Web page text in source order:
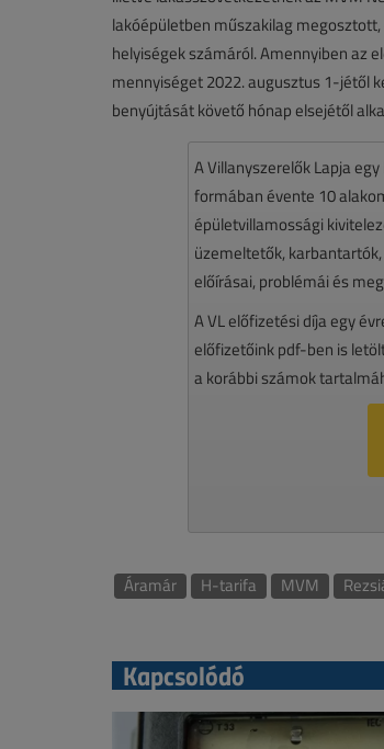
lakóépületben műszakilag
helyiségek számáról. Amennyiben az
mennyiséget 2022. augusztus 1-jétől
benyújtását követő hónap elsejétől
A Villanyszerelők Lapja
formában évente 10
épületvillamossági
üzemeltetők,
előírásai, problémái és
A VL előfizetési díja egy
előfizetőink pdf-ben is
a korábbi számok
Áramár H-tarifa MVM
Kapcsolódó